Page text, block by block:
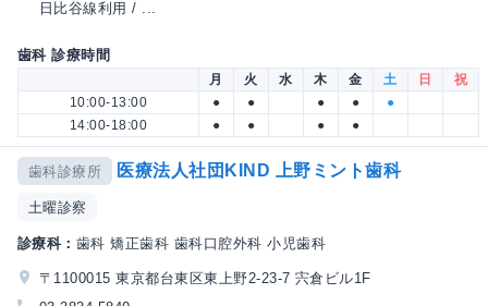
日比谷線利用 / ...
歯科 診療時間
月 火 水 木 金 土 日
祝
10:00-13:00
● ● ● ●
●
14:00-18:00
● ● ● ●
歯科診療所 医療法人社団KIND 上野ミント歯科
土曜診察
診療科： 歯科 矯正歯科 歯科口腔外科 小児歯科
〒1100015 東京都台東区東上野2-23-7 宍倉ビル1F